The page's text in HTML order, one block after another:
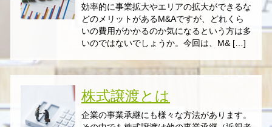
効率的に事業拡大やエリアの拡大ができるな
どのメリットがあるM&Aですが、どれくら
いの費用がかかるのか気になるという方は多
いのではないでしょうか。今回は、M& […]
株式譲渡とは
企業の事業承継にも様々な方法があります。